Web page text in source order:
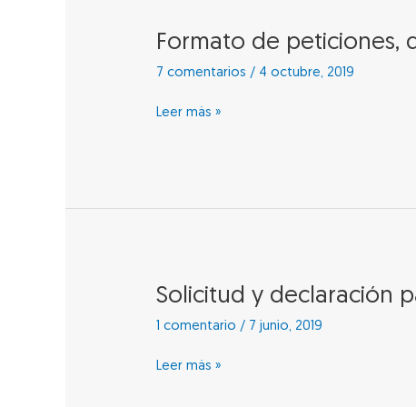
Formato de peticiones,
7 comentarios / 4 octubre, 2019
Formato
quejas,
felicitaciones
Leer más »
Solicitud y declaración
1 comentario / 7 junio, 2019
Solicitud
para
Leer más »